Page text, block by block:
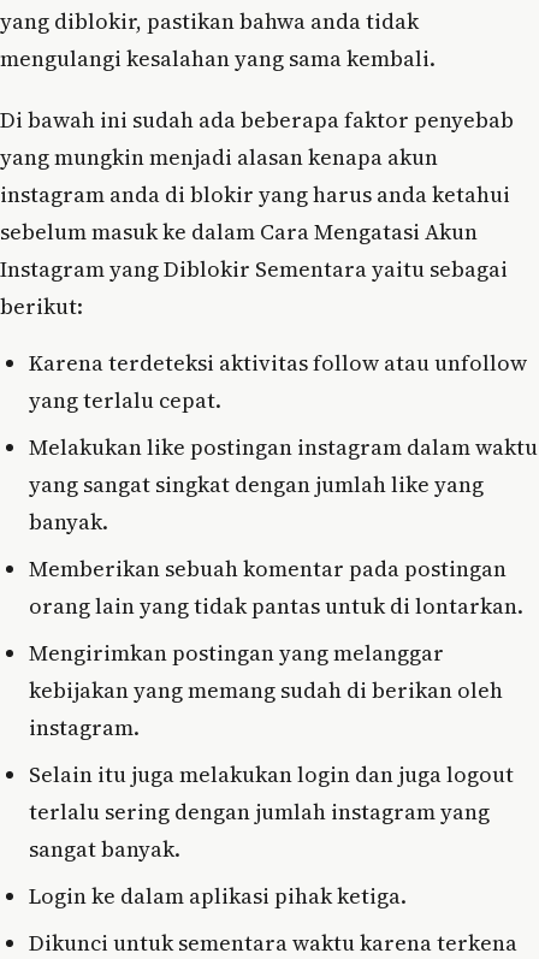
yang diblokir, pastikan bahwa anda tidak
mengulangi kesalahan yang sama kembali.
Di bawah ini sudah ada beberapa faktor penyebab
yang mungkin menjadi alasan kenapa akun
instagram anda di blokir yang harus anda ketahui
sebelum masuk ke dalam Cara Mengatasi Akun
Instagram yang Diblokir Sementara yaitu sebagai
berikut:
Karena terdeteksi aktivitas follow atau unfollow
yang terlalu cepat.
Melakukan like postingan instagram dalam waktu
yang sangat singkat dengan jumlah like yang
banyak.
Memberikan sebuah komentar pada postingan
orang lain yang tidak pantas untuk di lontarkan.
Mengirimkan postingan yang melanggar
kebijakan yang memang sudah di berikan oleh
instagram.
Selain itu juga melakukan login dan juga logout
terlalu sering dengan jumlah instagram yang
sangat banyak.
Login ke dalam aplikasi pihak ketiga.
Dikunci untuk sementara waktu karena terkena